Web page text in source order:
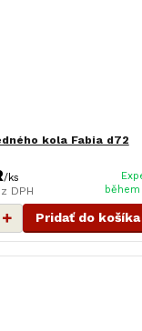
kola Fabia d72
/ks
DPH
Pridať do košíka